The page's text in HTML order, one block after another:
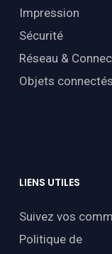
Impression
Sécurité
Réseau &
Objets connectés
LIENS UTILES
Suivez vos
Politique de